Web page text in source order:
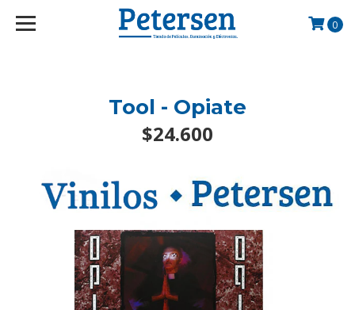
googlef2d1455d5020445a.html
0
Tool - Opiate
$24.600